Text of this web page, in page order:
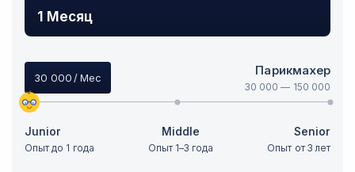
1 Месяц
30 000 / Мес Парикмахер
30 000 — 150 000
Junior
Опыт до 1 года
Middle
Опыт 1–3 года
Senior
Опыт от 3 лет